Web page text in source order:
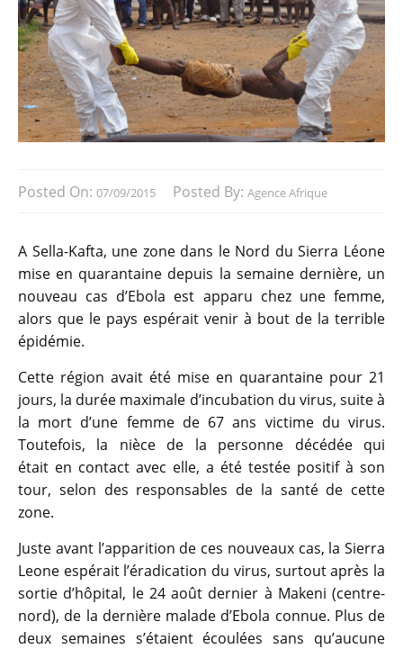
Posted On: 07/09/2015 Posted By: Agence Afrique
A Sella-Kafta, une zone dans le Nord du Sierra Léone
mise en quarantaine depuis la semaine dernière, un
nouveau cas d’Ebola est apparu chez une femme,
alors que le pays espérait venir à bout de la terrible
épidémie.
Cette région avait été mise en quarantaine pour 21
jours, la durée maximale d’incubation du virus, suite à
la mort d’une femme de 67 ans victime du virus.
Toutefois, la nièce de la personne décédée qui
était en contact avec elle, a été testée positif à son
tour, selon des responsables de la santé de cette
zone.
Juste avant l’apparition de ces nouveaux cas, la Sierra
Leone espérait l’éradication du virus, surtout après la
sortie d’hôpital, le 24 août dernier à Makeni (centre-
nord), de la dernière malade d’Ebola connue. Plus de
deux semaines s’étaient écoulées sans qu’aucune